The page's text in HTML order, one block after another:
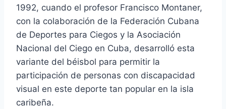
1992, cuando el profesor Francisco Montaner,
con la colaboración de la Federación Cubana
de Deportes para Ciegos y la Asociación
Nacional del Ciego en Cuba, desarrolló esta
variante del béisbol para permitir la
participación de personas con discapacidad
visual en este deporte tan popular en la isla
caribeña.